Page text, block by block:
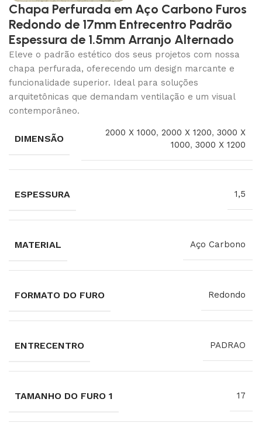
Chapa Perfurada em Aço Carbono Furos
Redondo de 17mm Entrecentro Padrão
Espessura de 1.5mm Arranjo Alternado
Eleve o padrão estético dos seus projetos com nossa
chapa perfurada, oferecendo um design marcante e
funcionalidade superior. Ideal para soluções
arquitetônicas que demandam ventilação e um visual
contemporâneo.
DIMENSÃO
2000 X 1000,2000 X 1200,3000 X
1000,3000 X 1200
ESPESSURA 1,5
MATERIAL Aço Carbono
FORMATO DO FURO Redondo
ENTRECENTRO PADRAO
TAMANHO DO FURO 1 17